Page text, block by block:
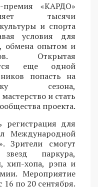
премия «КАРДО»
тысячи
и спорта
условия для
обмена опытом и
Открытая
еще одной
попасть на
сезона,
и стать
проекта.
регистрация для
Международной
Зрители смогут
паркура,
хип-хопа, рэпа и
Мероприятие
16 по 20 сентября.